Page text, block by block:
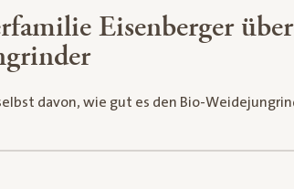
Eisenberger
davon, wie gut es den Bio-